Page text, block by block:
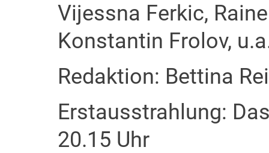
Vijessna Ferkic,
Konstantin Frolov,
Redaktion: Bettina
Erstausstrahlung:
20.15 Uhr